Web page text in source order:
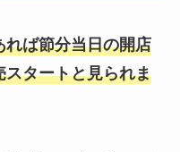
ば節分当日の開店
タートと見られま